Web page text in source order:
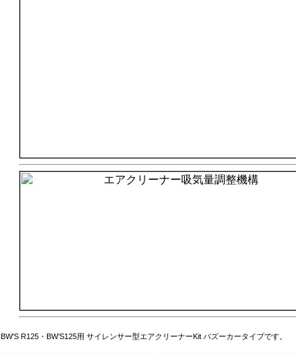
BW'S R125・BW’S125用 サイレンサー型エアクリーナーKit バズーカータイプです。